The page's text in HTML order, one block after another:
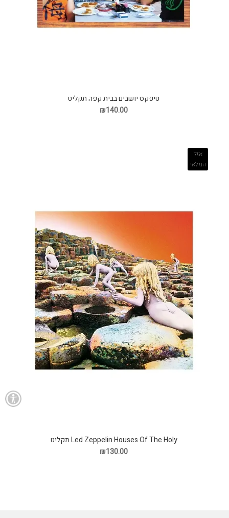
טיפקס יושבים בבית קפה תקליט
₪140.00
אזל
המלאי
Led Zeppelin Houses Of The Holy תקליט
₪130.00